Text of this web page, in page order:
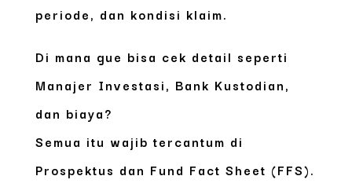
periode, dan kondisi klaim.
Di mana gue bisa cek detail seperti
Manajer Investasi, Bank Kustodian,
dan biaya?
Semua itu wajib tercantum di
Prospektus dan Fund Fact Sheet (FFS).